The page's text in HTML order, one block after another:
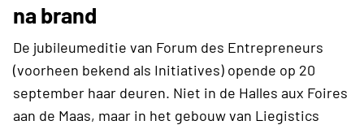
na brand
De jubileumeditie van Forum des Entrepreneurs
(voorheen bekend als Initiatives) opende op 20
september haar deuren. Niet in de Halles aux Foires
aan de Maas, maar in het gebouw van Liegistics